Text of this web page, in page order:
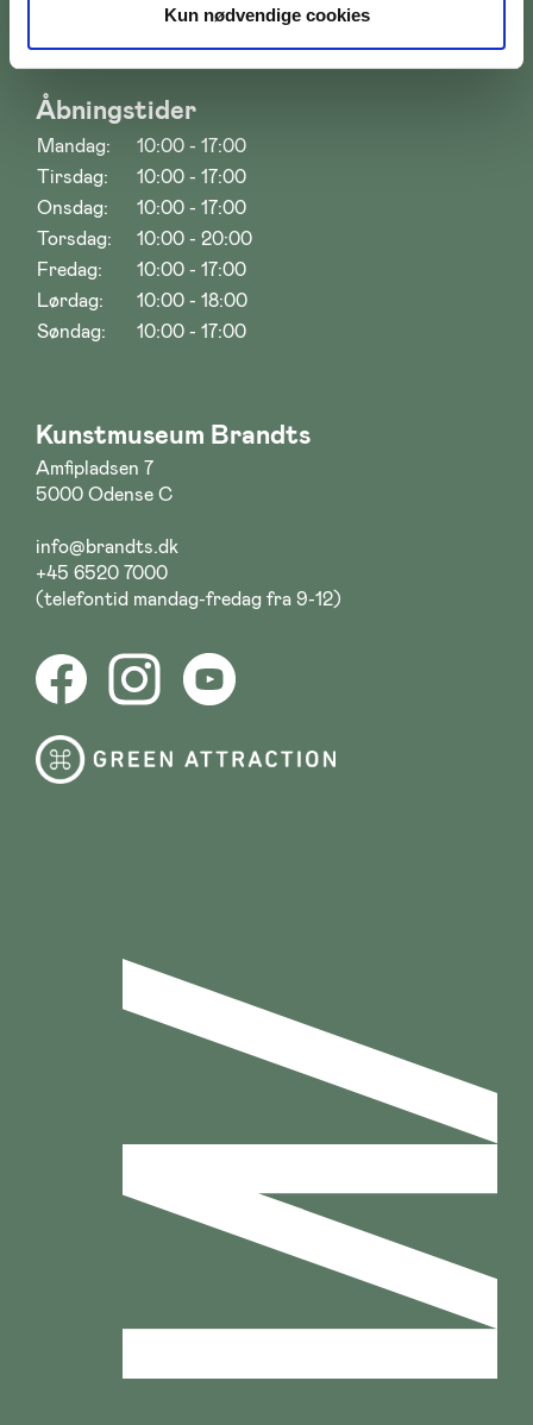
Kun nødvendige cookies
Åbningstider
Mandag:
10:00 - 17:00
Tirsdag:
10:00 - 17:00
Onsdag:
10:00 - 17:00
Torsdag:
10:00 - 20:00
Fredag:
10:00 - 17:00
Lørdag:
10:00 - 18:00
Søndag:
10:00 - 17:00
Kunstmuseum Brandts
Amfipladsen 7
5000 Odense C
info@brandts.dk
+45 6520 7000
(telefontid mandag-fredag fra 9-12)